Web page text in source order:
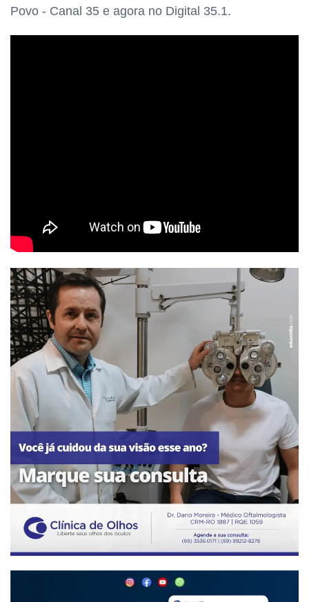
Povo - Canal 35 e agora no Digital 35.1.